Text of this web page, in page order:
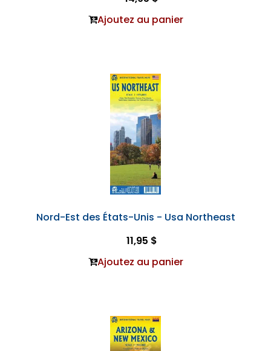
Ajoutez au panier
Nord-Est des États-Unis - Usa Northeast
11,95 $
Ajoutez au panier